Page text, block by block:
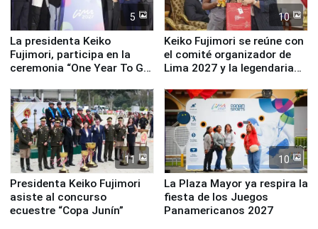
5
La presidenta Keiko
Fujimori, participa en la
ceremonia “One Year To Go
10
Keiko Fujimori se reúne con
el comité organizador de
Lima 2027 y la legendaria
11
Presidenta Keiko Fujimori
asiste al concurso
ecuestre “Copa Junín”
10
La Plaza Mayor ya respira la
fiesta de los Juegos
Panamericanos 2027